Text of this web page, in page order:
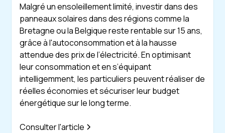
Malgré un ensoleillement limité, investir dans des
panneaux solaires dans des régions comme la
Bretagne ou la Belgique reste rentable sur 15 ans,
grâce à l'autoconsommation et à la hausse
attendue des prix de l’électricité. En optimisant
leur consommation et en s’équipant
intelligemment, les particuliers peuvent réaliser de
réelles économies et sécuriser leur budget
énergétique sur le long terme.
Consulter l'article